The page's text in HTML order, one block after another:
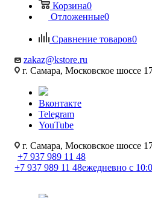
Корзина0
Отложенные0
Сравнение товаров0
zakaz@kstore.ru
г. Самара, Московское шоссе
Вконтакте
Telegram
YouTube
г. Самара, Московское шоссе
+7 937 989 11 48
+7 937 989 11 48ежедневно с